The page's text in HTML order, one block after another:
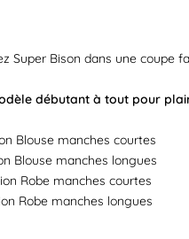
Super Bison dans une coupe
débutant à tout pour
Blouse manches courtes
Blouse manches longues
Robe manches courtes
Robe manches longues